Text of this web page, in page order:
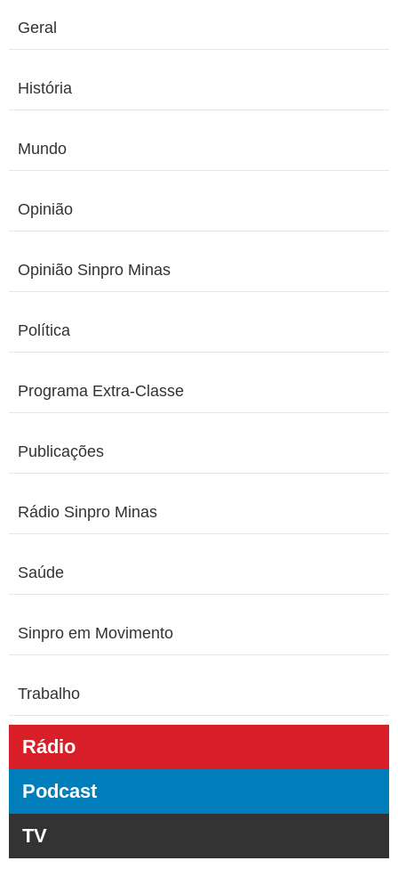
Geral
História
Mundo
Opinião
Opinião Sinpro Minas
Política
Programa Extra-Classe
Publicações
Rádio Sinpro Minas
Saúde
Sinpro em Movimento
Trabalho
Rádio
Podcast
TV